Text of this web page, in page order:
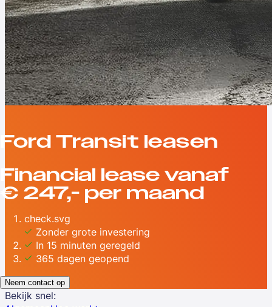
Ford Transit leasen
Financial lease vanaf
€ 247,- per maand
check.svg
Zonder grote investering
In 15 minuten geregeld
365 dagen geopend
Neem contact op
Bekijk snel: